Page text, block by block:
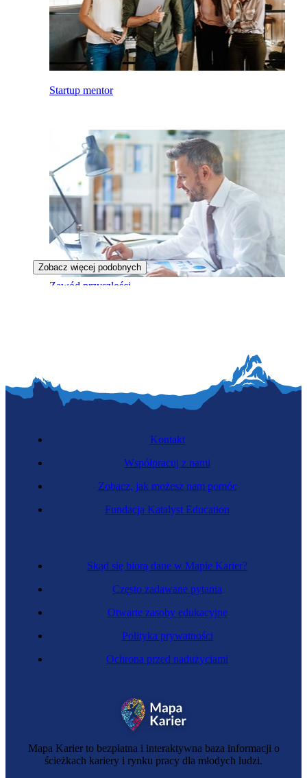
Startup mentor
Zawód przyszłości
Zawód przyszłości
Redaktor dokumentacji technicznej
Zobacz więcej podobnych
Mapa Karier to bezpłatna i interaktywna baza informacji o
ścieżkach kariery i rynku pracy dla młodych ludzi.
Skąd się biorą dane w Mapie Karier?
Często zadawane pytania
Otwarte zasoby edukacyjne
Polityka prywatności
Ochrona przed nadużyciami
Kontakt
Współpracuj z nami
Zobacz, jak możesz nam pomóc
Fundacja Katalyst Education